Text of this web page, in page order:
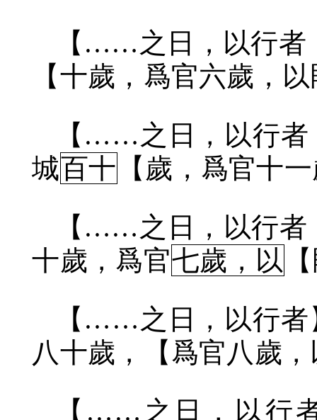
【……之日，以行者
【十歲，爲官六歲，
【……之日，以行者
城百十 【歲，爲官十
【……之日，以行者
十歲，爲官七歲，以
【……之日，以行者
八十歲，【爲官八歲
【……之日，以行